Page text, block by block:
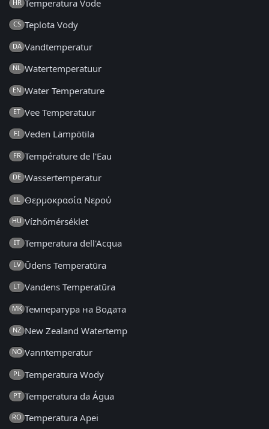
HR Temperatura Vode
CS Teplota Vody
DA Vandtemperatur
NL Watertemperatuur
EN Water Temperature
ET Vee Temperatuur
FI Veden Lämpötila
FR Température de l'Eau
DE Wassertemperatur
EL Θερμοκρασία Νερού
HU Vízhőmérséklet
IT Temperatura dell'Acqua
LV Ūdens Temperatūra
LT Vandens Temperatūra
MK Температура на Водата
NZ New Zealand Watertemp
NO Vanntemperatur
PL Temperatura Wody
PT Temperatura da Água
RO Temperatura Apei